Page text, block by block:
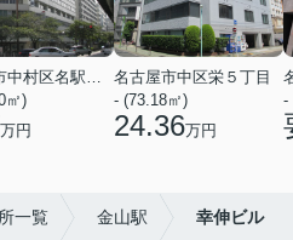
㎡)
万円
名古屋市中区栄５丁目
- (73.18㎡)
24.36万円
-
一覧 金山駅 幸伸ビル